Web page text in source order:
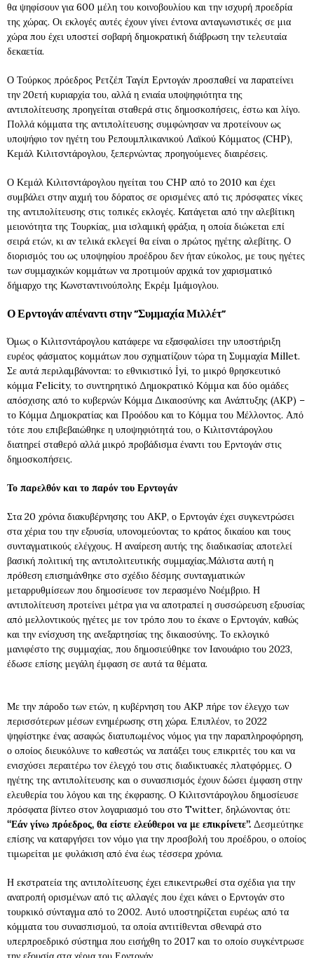
θα ψηφίσουν για 600 μέλη του κοινοβουλίου και την ισχυρή προεδρία
της χώρας. Οι εκλογές αυτές έχουν γίνει έντονα ανταγωνιστικές σε μια
χώρα που έχει υποστεί σοβαρή δημοκρατική διάβρωση την τελευταία
δεκαετία.
Ο Τούρκος πρόεδρος Ρετζέπ Ταγίπ Ερντογάν προσπαθεί να παρατείνει
την 20ετή κυριαρχία του, αλλά η ενιαία υποψηφιότητα της
αντιπολίτευσης προηγείται σταθερά στις δημοσκοπήσεις, έστω και λίγο.
Πολλά κόμματα της αντιπολίτευσης συμφώνησαν να προτείνουν ως
υποψήφιο τον ηγέτη του Ρεπουμπλικανικού Λαϊκού Κόμματος (CHP),
Κεμάλ Κιλιτσντάρογλου, ξεπερνώντας προηγούμενες διαιρέσεις.
Ο Κεμάλ Κιλιτσντάρογλου ηγείται του CHP από το 2010 και έχει
συμβάλει στην αιχμή του δόρατος σε ορισμένες από τις πρόσφατες νίκες
της αντιπολίτευσης στις τοπικές εκλογές. Κατάγεται από την αλεβίτικη
μειονότητα της Τουρκίας, μια ισλαμική φράξια, η οποία διώκεται επί
σειρά ετών, κι αν τελικά εκλεγεί θα είναι ο πρώτος ηγέτης αλεβίτης. Ο
διορισμός του ως υποψηφίου προέδρου δεν ήταν εύκολος, με τους ηγέτες
των συμμαχικών κομμάτων να προτιμούν αρχικά τον χαρισματικό
δήμαρχο της Κωνσταντινούπολης Εκρέμ Ιμάμογλου.
Ο Ερντογάν απέναντι στην “Συμμαχία Μιλλέτ”
Όμως ο Κιλιτσντάρογλου κατάφερε να εξασφαλίσει την υποστήριξη
ευρέος φάσματος κομμάτων που σχηματίζουν τώρα τη Συμμαχία Millet.
Σε αυτά περιλαμβάνονται: το εθνικιστικό İyi, το μικρό θρησκευτικό
κόμμα Felicity, το συντηρητικό Δημοκρατικό Κόμμα και δύο ομάδες
απόσχισης από το κυβερνών Κόμμα Δικαιοσύνης και Ανάπτυξης (AKP) –
το Κόμμα Δημοκρατίας και Προόδου και το Κόμμα του Μέλλοντος. Από
τότε που επιβεβαιώθηκε η υποψηφιότητά του, ο Κιλιτσντάρογλου
διατηρεί σταθερό αλλά μικρό προβάδισμα έναντι του Ερντογάν στις
δημοσκοπήσεις.
Το παρελθόν και το παρόν του Ερντογάν
Στα 20 χρόνια διακυβέρνησης του ΑΚΡ, ο Ερντογάν έχει συγκεντρώσει
στα χέρια του την εξουσία, υπονομεύοντας το κράτος δικαίου και τους
συνταγματικούς ελέγχους. Η αναίρεση αυτής της διαδικασίας αποτελεί
βασική πολιτική της αντιπολιτευτικής συμμαχίας.Μάλιστα αυτή η
πρόθεση επισημάνθηκε στο σχέδιο δέσμης συνταγματικών
μεταρρυθμίσεων που δημοσίευσε τον περασμένο Νοέμβριο. Η
αντιπολίτευση προτείνει μέτρα για να αποτραπεί η συσσώρευση εξουσίας
από μελλοντικούς ηγέτες με τον τρόπο που το έκανε ο Ερντογάν, καθώς
και την ενίσχυση της ανεξαρτησίας της δικαιοσύνης. Το εκλογικό
μανιφέστο της συμμαχίας, που δημοσιεύθηκε τον Ιανουάριο του 2023,
έδωσε επίσης μεγάλη έμφαση σε αυτά τα θέματα.
Με την πάροδο των ετών, η κυβέρνηση του ΑΚΡ πήρε τον έλεγχο των
περισσότερων μέσων ενημέρωσης στη χώρα. Επιπλέον, το 2022
ψηφίστηκε ένας ασαφώς διατυπωμένος νόμος για την παραπληροφόρηση,
ο οποίος διευκόλυνε το καθεστώς να πατάξει τους επικριτές του και να
ενισχύσει περαιτέρω τον έλεγχό του στις διαδικτυακές πλατφόρμες. Ο
ηγέτης της αντιπολίτευσης και ο συνασπισμός έχουν δώσει έμφαση στην
ελευθερία του λόγου και της έκφρασης. Ο Κιλιτσντάρογλου δημοσίευσε
πρόσφατα βίντεο στον λογαριασμό του στο Twitter, δηλώνοντας ότι:
“Εάν γίνω πρόεδρος, θα είστε ελεύθεροι να με επικρίνετε”. Δεσμεύτηκε
επίσης να καταργήσει τον νόμο για την προσβολή του προέδρου, ο οποίος
τιμωρείται με φυλάκιση από ένα έως τέσσερα χρόνια.
Η εκστρατεία της αντιπολίτευσης έχει επικεντρωθεί στα σχέδια για την
ανατροπή ορισμένων από τις αλλαγές που έχει κάνει ο Ερντογάν στο
τουρκικό σύνταγμα από το 2002. Αυτό υποστηρίζεται ευρέως από τα
κόμματα του συνασπισμού, τα οποία αντιτίθενται σθεναρά στο
υπερπροεδρικό σύστημα που εισήχθη το 2017 και το οποίο συγκέντρωσε